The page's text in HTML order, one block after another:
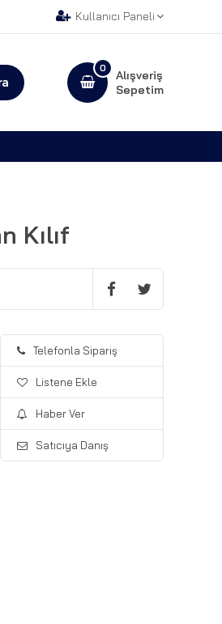
Kullanıcı Paneli
Alışveriş
Sepetim
0
Kılıf
Telefonla Sipariş
Listene Ekle
Haber Ver
Satıcıya Danış